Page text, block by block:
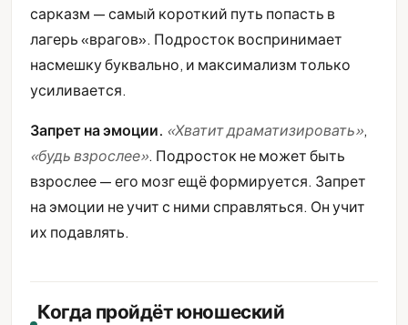
сарказм — самый короткий путь попасть в
лагерь «врагов». Подросток воспринимает
насмешку буквально, и максимализм только
усиливается.
Запрет на эмоции. «Хватит драматизировать»,
«будь взрослее». Подросток не может быть
взрослее — его мозг ещё формируется. Запрет
на эмоции не учит с ними справляться. Он учит
их подавлять.
Когда пройдёт юношеский